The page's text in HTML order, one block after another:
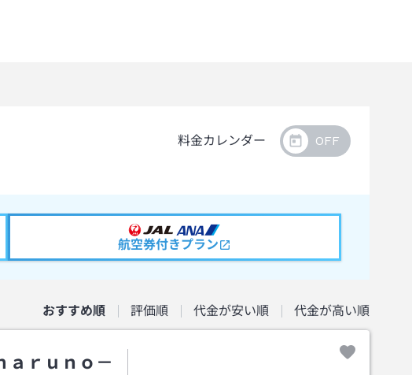
料金カレンダー
航空券付きプラン
おすすめ順 評価順 代金が安い順 代金が高い順
ａｒｕｎｏ－